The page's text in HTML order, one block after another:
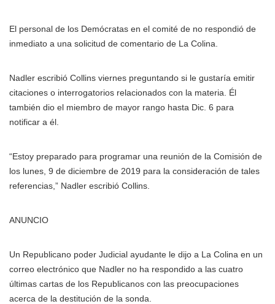
El personal de los Demócratas en el comité de no respondió de
inmediato a una solicitud de comentario de La Colina.
Nadler escribió Collins viernes preguntando si le gustaría emitir
citaciones o interrogatorios relacionados con la materia. Él
también dio el miembro de mayor rango hasta Dic. 6 para
notificar a él.
“Estoy preparado para programar una reunión de la Comisión de
los lunes, 9 de diciembre de 2019 para la consideración de tales
referencias,” Nadler escribió Collins.
ANUNCIO
Un Republicano poder Judicial ayudante le dijo a La Colina en un
correo electrónico que Nadler no ha respondido a las cuatro
últimas cartas de los Republicanos con las preocupaciones
acerca de la destitución de la sonda.